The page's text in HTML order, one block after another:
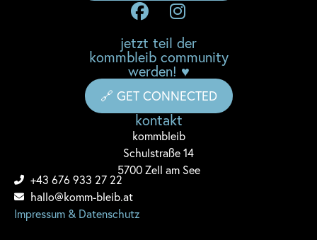
kontakt
kommbleib
Schulstraße 14
5700 Zell am See
+43 676 933 27 22
hallo@komm-bleib.at
Impressum & Datenschutz
jetzt teil der
kommbleib community
werden! ♥
🔗 GET CONNECTED